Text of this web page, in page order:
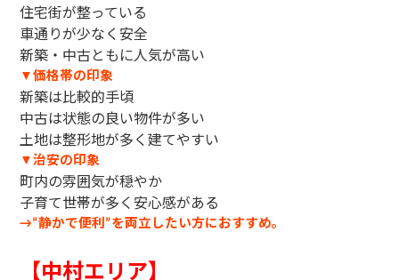
住宅街が整っている
車通りが少なく安全
新築・中古ともに人気が高い
▼価格帯の印象
新築は比較的手頃
中古は状態の良い物件が多い
土地は整形地が多く建てやすい
▼治安の印象
町内の雰囲気が穏やか
子育て世帯が多く安心感がある
→“静かで便利”を両立したい方におすすめ。
【中村エリア】